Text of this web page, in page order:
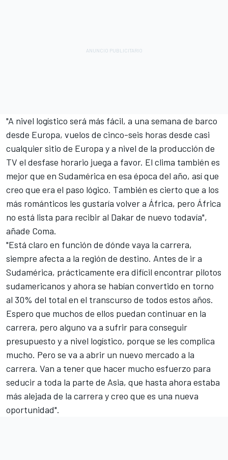
"A nivel logístico será más fácil, a una semana de barco
desde Europa, vuelos de cinco-seis horas desde casi
cualquier sitio de Europa y a nivel de la producción de
TV el desfase horario juega a favor. El clima también es
mejor que en Sudamérica en esa época del año, así que
creo que era el paso lógico. También es cierto que a los
más románticos les gustaría volver a África, pero África
no está lista para recibir al Dakar de nuevo todavía",
añade Coma.
"Está claro en función de dónde vaya la carrera,
siempre afecta a la región de destino. Antes de ir a
Sudamérica, prácticamente era difícil encontrar pilotos
sudamericanos y ahora se habían convertido en torno
al 30% del total en el transcurso de todos estos años.
Espero que muchos de ellos puedan continuar en la
carrera, pero alguno va a sufrir para conseguir
presupuesto y a nivel logístico, porque se les complica
mucho. Pero se va a abrir un nuevo mercado a la
carrera. Van a tener que hacer mucho esfuerzo para
seducir a toda la parte de Asia, que hasta ahora estaba
más alejada de la carrera y creo que es una nueva
oportunidad".